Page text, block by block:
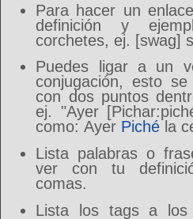
Para hacer un
definición y
corchetes, ej. [swag]
Puedes ligar a un
conjugación, esto
con dos puntos
ej. "Ayer
como: Ayer Piché la
Lista palabras o
ver con tu
comas.
Lista los tags a los